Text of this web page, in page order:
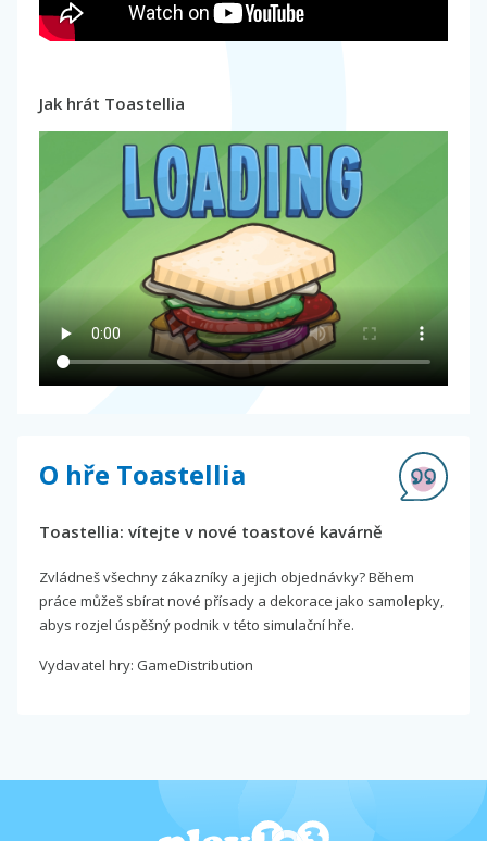
Jak hrát Toastellia
O hře Toastellia
Toastellia: vítejte v nové toastové kavárně
Zvládneš všechny zákazníky a jejich objednávky? Během
práce můžeš sbírat nové přísady a dekorace jako samolepky,
abys rozjel úspěšný podnik v této simulační hře.
Vydavatel hry: GameDistribution